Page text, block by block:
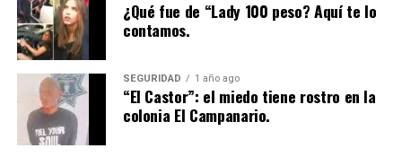
¿Qué fue de “Lady 100 peso? Aquí te lo
contamos.
SEGURIDAD 1 año ago
“El Castor”: el miedo tiene rostro en la
colonia El Campanario.